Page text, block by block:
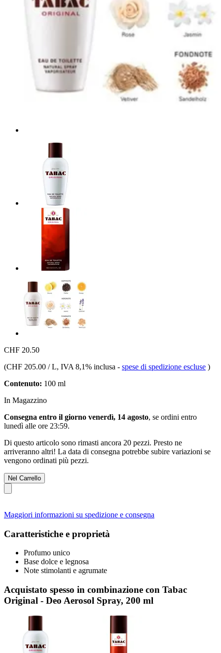
CHF 20.50
(CHF 205.00 / L, IVA 8,1% inclusa - spese di spedizione escluse )
Contenuto: 100 ml
In Magazzino
Consegna entro il giorno venerdì, 14 agosto, se ordini entro
lunedì alle ore 23:59.
Di questo articolo sono rimasti ancora 20 pezzi. Presto ne
arriveranno altri! La data di consegna potrebbe subire variazioni se
vengono ordinati più pezzi.
Nel Carrello
Maggiori informazioni su spedizione e consegna
Caratteristiche e proprietà
Profumo unico
Base dolce e legnosa
Note stimolanti e agrumate
Acquistato spesso in combinazione con Tabac
Original - Deo Aerosol Spray, 200 ml